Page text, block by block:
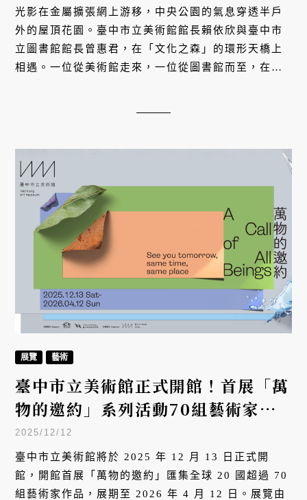
光影在金屬擴張網上游移，中央公園的氣息穿透半戶
外的屋頂花園。臺中市立美術館館長賴依欣與臺中市
立圖書館館長曾惠君，在「文化之森」的環形天橋上
相遇。一位從美術館走來，一位從圖書館而至，在這
展覽 藝術
臺中市立美術館正式開館！首展「萬
物的邀約」系列活動70組藝術家、
主題座談與工作坊，6大亮點全解析
2025/12/12
臺中市立美術館將於 2025 年 12 月 13 日正式開
館，開館首展「萬物的邀約」匯集全球 20 國超過 70
組藝術家作品，展期至 2026 年 4 月 12 日。展覽由